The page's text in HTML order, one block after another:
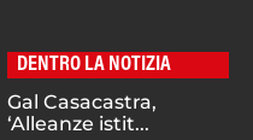
DENTRO LA NOTIZIA
Gal Casacastra,
‘Alleanze istit...